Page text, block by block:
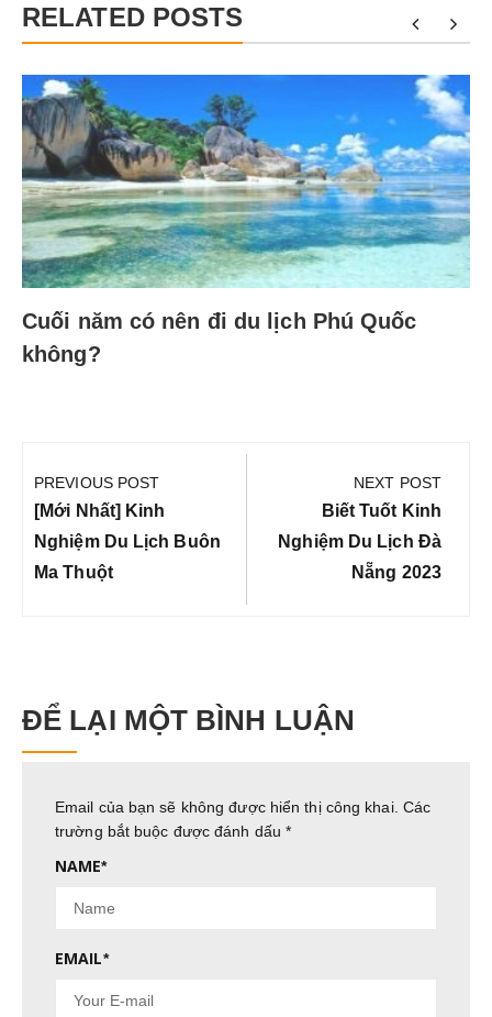
RELATED POSTS
Cuối năm có nên đi du lịch Phú Quốc
không?
hướng
bài
viết
PREVIOUS POST
Previous
Post:
[Mới Nhất] Kinh
Nghiệm Du Lịch Buôn
Ma Thuột
NEXT POST
Next
Post:
Biết Tuốt Kinh
Nghiệm Du Lịch Đà
Nẵng 2023
ĐỂ LẠI MỘT BÌNH LUẬN
Email của bạn sẽ không được hiển thị công khai. Các
trường bắt buộc được đánh dấu*
NAME*
EMAIL*